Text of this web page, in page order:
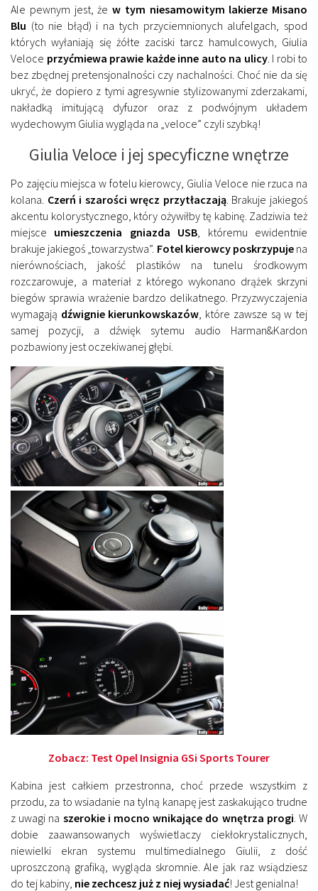
Ale pewnym jest, że w tym niesamowitym lakierze Misano
Blu (to nie błąd) i na tych przyciemnionych alufelgach, spod
których wyłaniają się żółte zaciski tarcz hamulcowych, Giulia
Veloce przyćmiewa prawie każde inne auto na ulicy. I robi to
bez zbędnej pretensjonalności czy nachalności. Choć nie da się
ukryć, że dopiero z tymi agresywnie stylizowanymi zderzakami,
nakładką imitującą dyfuzor oraz z podwójnym układem
wydechowym Giulia wygląda na „veloce” czyli szybką!
Giulia Veloce i jej specyficzne wnętrze
Po zajęciu miejsca w fotelu kierowcy, Giulia Veloce nie rzuca na
kolana. Czerń i szarości wręcz przytłaczają. Brakuje jakiegoś
akcentu kolorystycznego, który ożywiłby tę kabinę. Zadziwia też
miejsce umieszczenia gniazda USB , któremu ewidentnie
brakuje jakiegoś „towarzystwa”. Fotel kierowcy poskrzypujena
nierównościach, jakość plastików na tunelu środkowym
rozczarowuje, a materiał z którego wykonano drążek skrzyni
biegów sprawia wrażenie bardzo delikatnego. Przyzwyczajenia
wymagają dźwignie kierunkowskazów , które zawsze są w tej
samej pozycji, a dźwięk sytemu audio Harman&Kardon
pozbawiony jest oczekiwanej głębi.
Zobacz: Test Opel Insignia GSi Sports Tourer
Kabina jest całkiem przestronna, choć przede wszystkim z
przodu, za to wsiadanie na tylną kanapę jest zaskakująco trudne
z uwagi na szerokie i mocno wnikające do wnętrza progi . W
dobie zaawansowanych wyświetlaczy ciekłokrystalicznych,
niewielki ekran systemu multimedialnego Giulii, z dość
uproszczoną grafiką, wygląda skromnie. Ale jak raz wsiądziesz
do tej kabiny, nie zechcesz już z niej wysiadać! Jest genialna!